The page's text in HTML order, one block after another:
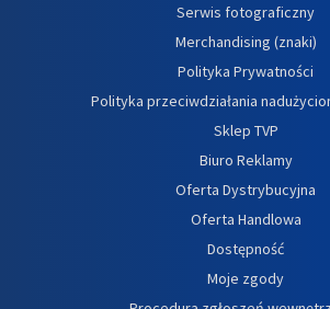
Serwis fotograficzny
Merchandising (znaki)
Polityka Prywatności
Polityka przeciwdziałania
Sklep TVP
Biuro Reklamy
Oferta Dystrybucyjna
Oferta Handlowa
Dostępność
Moje zgody